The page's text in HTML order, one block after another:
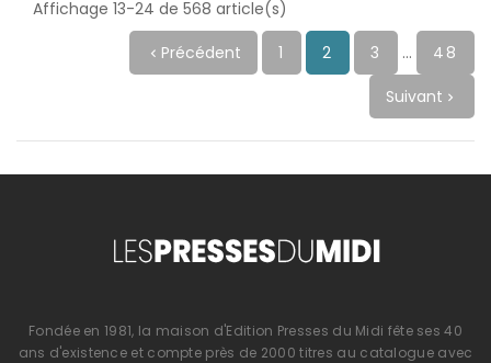
Affichage 13-24 de 568 article(s)
 Précédent 1 2 3 …
48
Suivant 
Fondée en 1981, la maison d'Edition Presses du Midi fête ses 40
ans d'existence et compte près de 2000 titres au catalogue avec